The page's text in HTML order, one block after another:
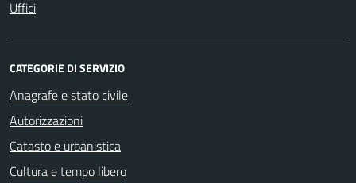
Uffici
CATEGORIE DI SERVIZIO
Anagrafe e stato civile
Autorizzazioni
Catasto e urbanistica
Cultura e tempo libero